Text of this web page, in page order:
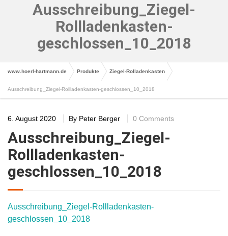
Ausschreibung_Ziegel-
Rollladenkasten-
geschlossen_10_2018
www.hoerl-hartmann.de Produkte Ziegel-Rolladenkasten
Ausschreibung_Ziegel-Rollladenkasten-geschlossen_10_2018
6. August 2020 By Peter Berger 0 Comments
Ausschreibung_Ziegel-
Rollladenkasten-
geschlossen_10_2018
Ausschreibung_Ziegel-Rollladenkasten-
geschlossen_10_2018